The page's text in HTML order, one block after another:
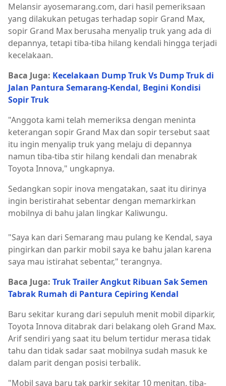
Melansir ayosemarang.com, dari hasil pemeriksaan
yang dilakukan petugas terhadap sopir Grand Max,
sopir Grand Max berusaha menyalip truk yang ada di
depannya, tetapi tiba-tiba hilang kendali hingga terjadi
kecelakaan.
Baca Juga: Kecelakaan Dump Truk Vs Dump Truk di
Jalan Pantura Semarang-Kendal, Begini Kondisi
Sopir Truk
"Anggota kami telah memeriksa dengan meninta
keterangan sopir Grand Max dan sopir tersebut saat
itu ingin menyalip truk yang melaju di depannya
namun tiba-tiba stir hilang kendali dan menabrak
Toyota Innova," ungkapnya.
Sedangkan sopir inova mengatakan, saat itu dirinya
ingin beristirahat sebentar dengan memarkirkan
mobilnya di bahu jalan lingkar Kaliwungu.
"Saya kan dari Semarang mau pulang ke Kendal, saya
pingirkan dan parkir mobil saya ke bahu jalan karena
saya mau istirahat sebentar," terangnya.
Baca Juga: Truk Trailer Angkut Ribuan Sak Semen
Tabrak Rumah di Pantura Cepiring Kendal
Baru sekitar kurang dari sepuluh menit mobil diparkir,
Toyota Innova ditabrak dari belakang oleh Grand Max.
Arif sendiri yang saat itu belum tertidur merasa tidak
tahu dan tidak sadar saat mobilnya sudah masuk ke
dalam parit dengan posisi terbalik.
"Mobil saya baru tak parkir sekitar 10 menitan, tiba-